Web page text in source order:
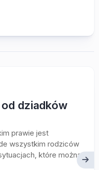
dziadków
prawie jest
wszystkim rodziców
które można...